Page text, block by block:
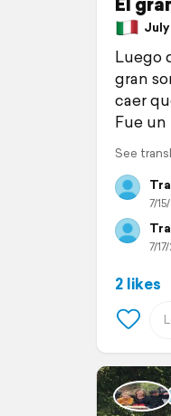
July
Luego
gran
caer
Fue
See
7/
7/
2 likes